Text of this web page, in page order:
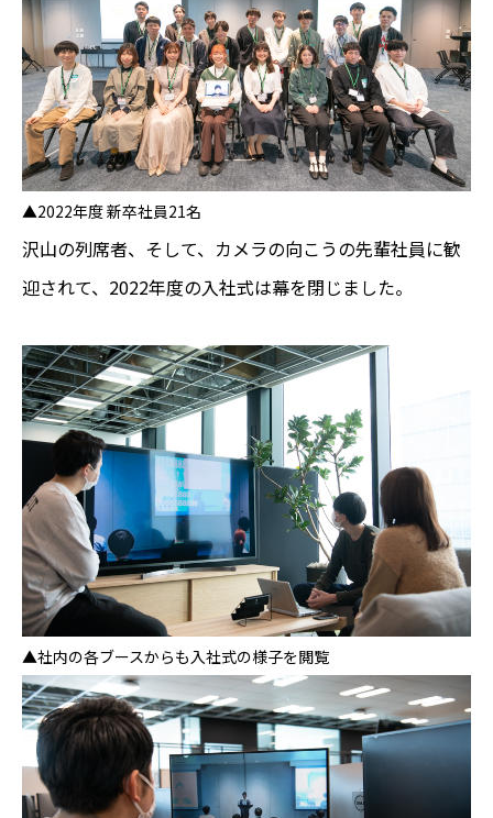
▲2022年度 新卒社員21名
沢山の列席者、そして、カメラの向こうの先輩社員に歓
迎されて、2022年度の入社式は幕を閉じました。
▲社内の各ブースからも入社式の様子を閲覧